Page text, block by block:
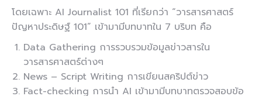
โดยเฉพาะ AI Journalist 101 ที่เรียกว่า “วารสารศาสตร์
ปัญหาประดิษฐ์ 101” เข้ามามีบทบาทใน 7 บริบท คือ
Data Gathering การรวบรวมข้อมูลข่าวสารใน
วารสารศาสตร์ต่างๆ
News – Script Writing การเขียนสคริปต์ข่าว
Fact-checking การนำ AI เข้ามามีบทบาทตรวจสอบข้อ